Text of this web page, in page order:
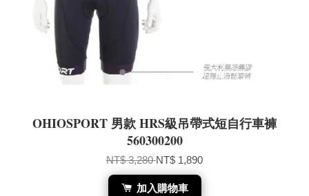
OHIOSPORT 男款 HRS級吊帶式短自行車褲
560300200
NT$ 3,280NT$ 1,890
加入購物車